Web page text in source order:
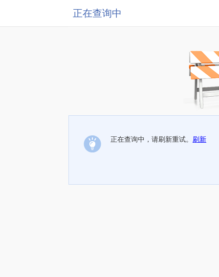
正在查询中
正在查询中，请刷新重试。 刷新